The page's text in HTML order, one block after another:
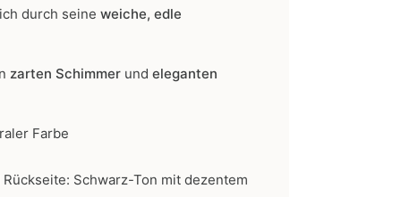
durch seine weiche, edle
zarten Schimmer und eleganten
Farbe
Schwarz-Ton mit dezentem